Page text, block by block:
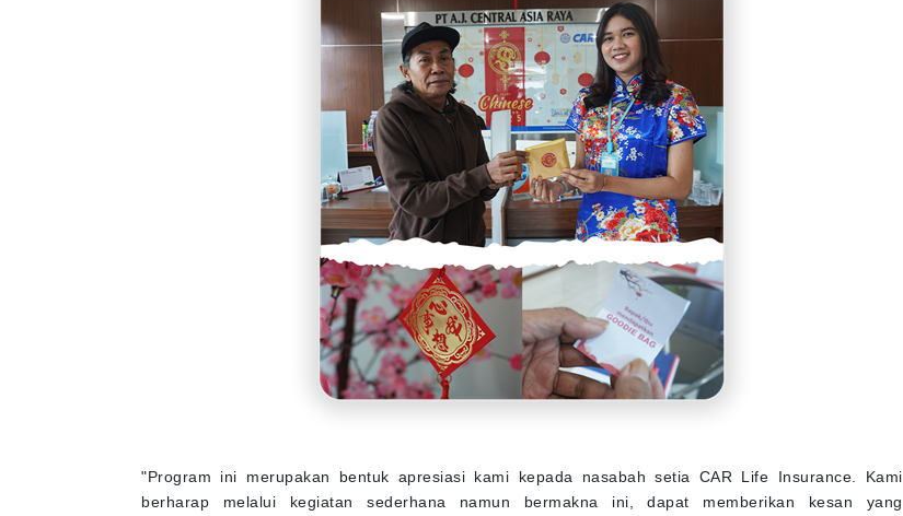
"Program ini merupakan bentuk apresiasi kami kepada nasabah setia CAR Life Insurance. Kami
berharap melalui kegiatan sederhana namun bermakna ini, dapat memberikan kesan yang